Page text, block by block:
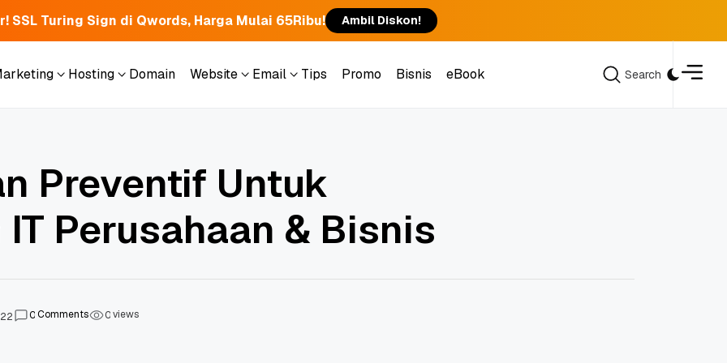
SSL Turing Sign di Qwords, Harga Mulai 65Ribu! Ambil Diskon!
Hosting
Domain
Website
Email
Tips
Promo
Bisnis
eBook
Search
Preventif Untuk
IT Perusahaan & Bisnis
0Comments 0views